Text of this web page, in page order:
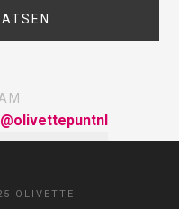
@olivettepuntnl
OLIVETTE